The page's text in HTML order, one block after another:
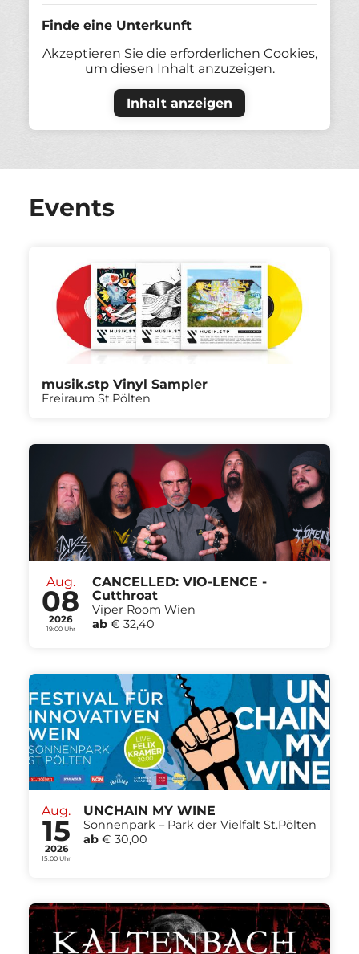
Finde eine Unterkunft
Akzeptieren Sie die erforderlichen Cookies,
um diesen Inhalt anzuzeigen.
Inhalt anzeigen
Events
musik.stp Vinyl Sampler
Freiraum St.Pölten
Aug.
08
2026
19:00 Uhr
CANCELLED: VIO-LENCE -
Cutthroat
Viper Room Wien
ab € 32,40
Aug.
15
2026
15:00 Uhr
UNCHAIN MY WINE
Sonnenpark – Park der Vielfalt St.Pölten
ab € 30,00